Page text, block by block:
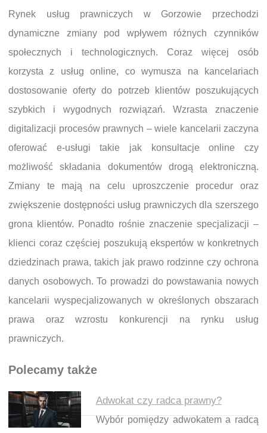
Rynek usług prawniczych w Gorzowie przechodzi
dynamiczne zmiany pod wpływem różnych czynników
społecznych i technologicznych. Coraz więcej osób
korzysta z usług online, co wymusza na kancelariach
dostosowanie oferty do potrzeb klientów poszukujących
szybkich i wygodnych rozwiązań. Wzrasta znaczenie
digitalizacji procesów prawnych – wiele kancelarii zaczyna
oferować e-usługi takie jak konsultacje online czy
możliwość składania dokumentów drogą elektroniczną.
Zmiany te mają na celu uproszczenie procedur oraz
zwiększenie dostępności usług prawniczych dla szerszego
grona klientów. Ponadto rośnie znaczenie specjalizacji –
klienci coraz częściej poszukują ekspertów w konkretnych
dziedzinach prawa, takich jak prawo rodzinne czy ochrona
danych osobowych. To prowadzi do powstawania nowych
kancelarii wyspecjalizowanych w określonych obszarach
prawa oraz wzrostu konkurencji na rynku usług
prawniczych.
Polecamy także
Adwokat czy radca prawny?
Wybór pomiędzy adwokatem a radcą